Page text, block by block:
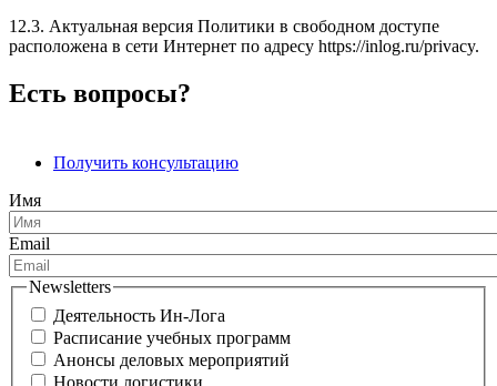
12.3. Актуальная версия Политики в свободном доступе
расположена в сети Интернет по адресу https://inlog.ru/privacy.
Есть вопросы?
Получить консультацию
Имя
Email
Newsletters
Деятельность Ин-Лога
Расписание учебных программ
Анонсы деловых мероприятий
Новости логистики